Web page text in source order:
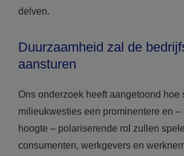
delven.
Duurzaamheid zal de
aansturen
Ons onderzoek heeft aangetoond hoe
milieukwesties een prominentere en –
hoogte – polariserende rol zullen
consumenten, werkgevers en